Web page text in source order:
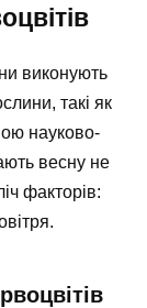
виконують
такі як
науково-
весну не
факторів: